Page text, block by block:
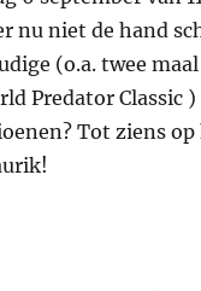
nu niet de hand
(o.a. twee
Predator Classic )
Tot ziens op